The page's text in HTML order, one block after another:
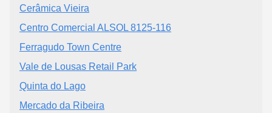
Cerâmica Vieira
Centro Comercial ALSOL 8125-116
Ferragudo Town Centre
Vale de Lousas Retail Park
Quinta do Lago
Mercado da Ribeira